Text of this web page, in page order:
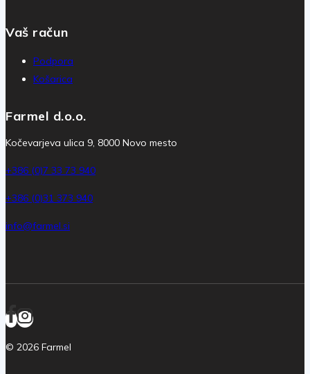
Vaš račun
Podpora
Košarica
Farmel d.o.o.
Kočevarjeva ulica 9, 8000 Novo mesto
+386 (0)7 33 73 940
+386 (0)31 373 940
info@farmel.si
© 2026 Farmel